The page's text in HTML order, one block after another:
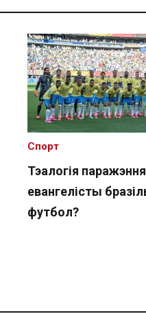
Тэалогія
евангелісты
футбол?
Спорт